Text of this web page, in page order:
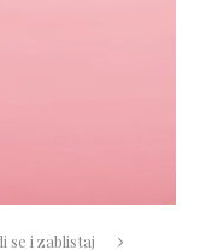
se i zablistaj